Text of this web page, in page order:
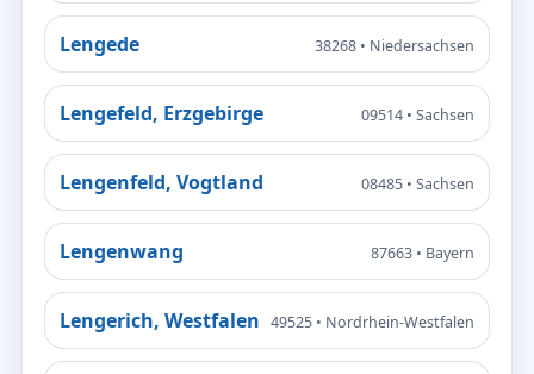
Lengede 38268 • Niedersachsen
Lengefeld, Erzgebirge 09514 • Sachsen
Lengenfeld, Vogtland 08485 • Sachsen
Lengenwang 87663 • Bayern
Lengerich, Westfalen 49525 • Nordrhein-Westfalen